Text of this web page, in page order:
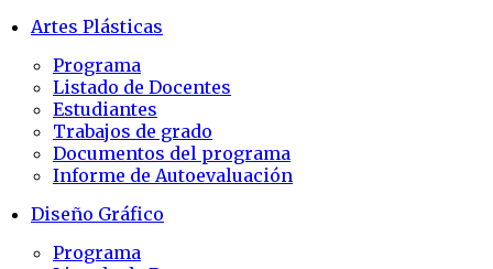
Artes Plásticas
Programa
Listado de Docentes
Estudiantes
Trabajos de grado
Documentos del programa
Informe de Autoevaluación
Diseño Gráfico
Programa